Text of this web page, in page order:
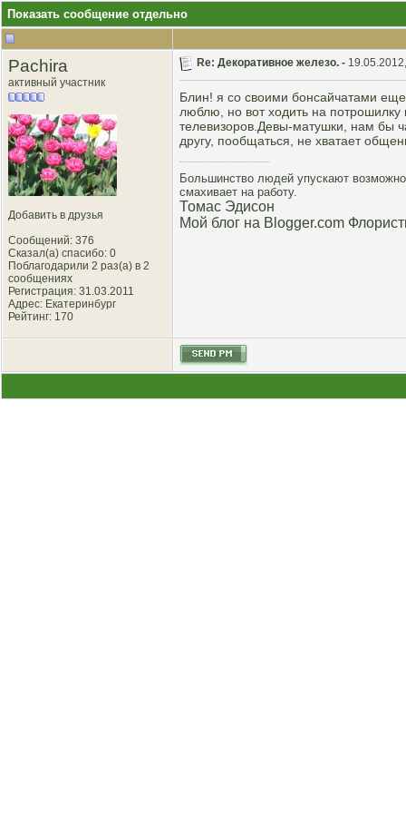
Показать сообщение отдельно
Pachira
активный участник
Добавить в друзья
Сообщений: 376
Сказал(а) спасибо: 0
Поблагодарили 2 раз(а) в 2
сообщениях
Регистрация: 31.03.2011
Адрес: Екатеринбург
Рейтинг: 170
Re: Декоративное железо. -
Блин! я со своими бонсайчатами
люблю, но вот ходить на
телевизоров.Девы-матушки, нам бы
другу, пообщаться, не хватает
Большинство людей упускают
смахивает на работу.
Томас Эдисон
Мой блог на Blogger.com